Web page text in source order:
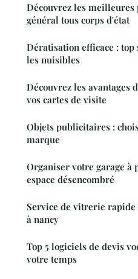
Découvrez les
général tous corps d'état
Dératisation efficace :
les nuisibles
Découvrez les avantages
vos cartes de visite
Objets publicitaires :
marque
Organiser votre garage à
espace désencombré
Service de vitrerie
à nancy
Top 5 logiciels de devis
votre temps